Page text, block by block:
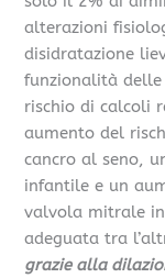
alterazioni
disidratazione
funzionalità
rischio di calcoli
aumento del
cancro al seno,
infantile e un
valvola mitrale
adeguata tra
grazie alla